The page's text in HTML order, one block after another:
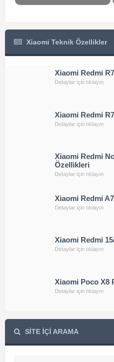
Xiaomi Teknik Özellikler
Xiaomi Redmi
Detaylar için tıklayın
Xiaomi Redmi
Detaylar için tıklayın
Xiaomi Redmi
Özellikleri
Detaylar için tıklayın
Xiaomi Redmi
Detaylar için tıklayın
Xiaomi Redmi
Detaylar için tıklayın
Xiaomi Poco X8
Detaylar için tıklayın
SİTE İÇİ ARAMA